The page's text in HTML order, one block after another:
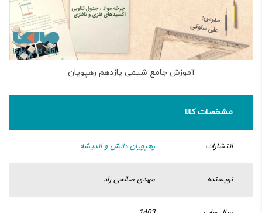
آموزش جامع شیمی یازدهم رهپویان
مشخصات کالا
انتشارات رهپویان دانش و اندیشه
نویسنده مهدی صالحی راد